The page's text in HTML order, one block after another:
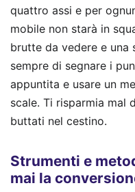
quattro assi e per
mobile non starà in
brutte da vedere e una
sempre di segnare i
appuntita e usare un
scale. Ti risparmia mal
buttati nel cestino.
Strumenti e
mai la